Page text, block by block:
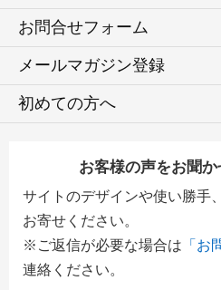
お問合せフォーム
メールマガジン登録
初めての方へ
お客様の声をお聞
サイトのデザインや使い勝手
お寄せください。
※ご返信が必要な場合は 「お
連絡ください。